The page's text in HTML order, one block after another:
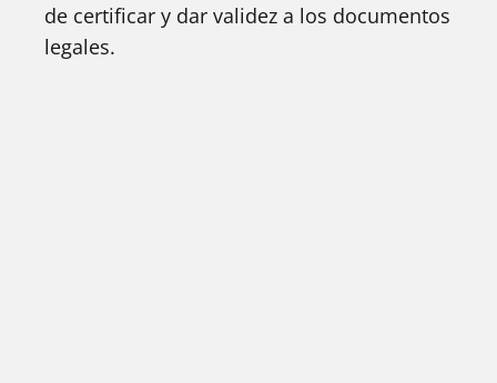
de certificar y dar validez a los documentos
legales.